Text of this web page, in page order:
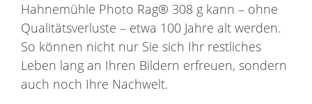
Hahnemühle Photo Rag® 308 g kann – ohne
Qualitätsverluste – etwa 100 Jahre alt werden.
So können nicht nur Sie sich Ihr restliches
Leben lang an Ihren Bildern erfreuen, sondern
auch noch Ihre Nachwelt.